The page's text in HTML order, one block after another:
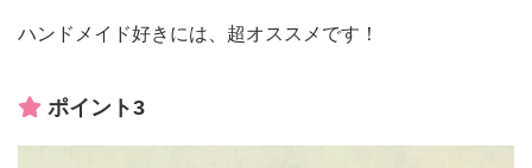
ハンドメイド好きには、超オススメです！
ポイント3